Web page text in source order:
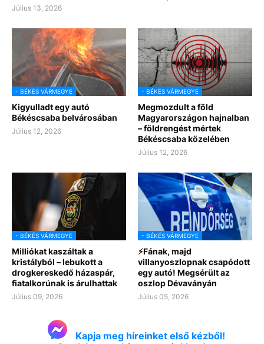
Július 13, 2026
- BÉKÉS VÁRMEGYE
Kigyulladt egy autó
Békéscsaba belvárosában
Július 12, 2026
- BÉKÉS VÁRMEGYE
Megmozdult a föld
Magyarországon hajnalban
– földrengést mértek
Békéscsaba közelében
Július 12, 2026
- BÉKÉS VÁRMEGYE
Milliókat kaszáltak a
kristályból – lebukott a
drogkereskedő házaspár,
fiatalkorúnak is árulhattak
Július 09, 2026
- BÉKÉS VÁRMEGYE
⚡Fának, majd
villanyoszlopnak csapódott
egy autó! Megsérült az
oszlop Dévaványán
Július 05, 2026
Kapja meg híreinket első kézből!